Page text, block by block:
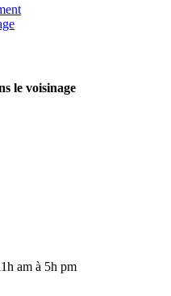
le voisinage
am à 5h pm